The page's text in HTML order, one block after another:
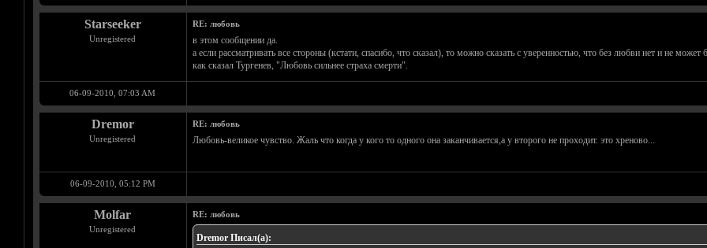
Starseeker
Unregistered
RE: любовь
в этом сообщении да.
а если рассматривать все стороны (кстати, спасибо, что сказал), то можно сказать с уверенностью, что без любви нет и не
как сказал Тургенев, "Любовь сильнее страха смерти".
06-09-2010, 07:03 AM
Dremor
Unregistered
RE: любовь
Любовь-великое чувство. Жаль что когда у кого то одного она заканчивается,а у второго не проходит. это хреново...
06-09-2010, 05:12 PM
Molfar
Unregistered
RE: любовь
Dremor Писал(а):